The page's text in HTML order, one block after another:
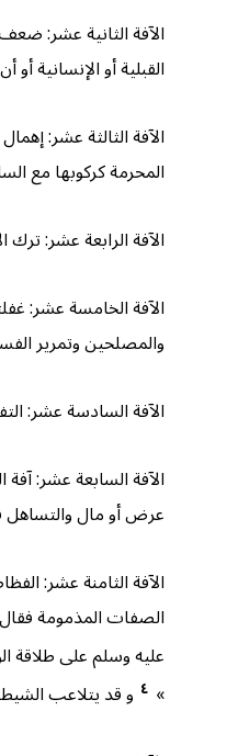
الآفة الثانية عشر: ضعف
القبلية أو الإنسانية
الآفة الثالثة عشر:
المحرمة كركوبها مع
الآفة الرابعة عشر:
الآفة الخامسة عشر:
والمصلحين وتمرير
الآفة السادسة عشر:
الآفة السابعة عشر:
عرض أو مال والتساهل
الآفة الثامنة عشر:
الصفات المذمومة
عليه وسلم على طلاقة
» ٤ و قد يتلاعب